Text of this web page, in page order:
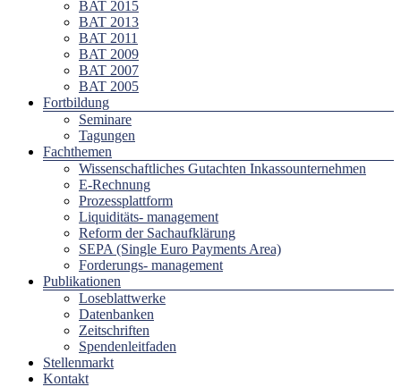
BAT 2015
BAT 2013
BAT 2011
BAT 2009
BAT 2007
BAT 2005
Fortbildung
Seminare
Tagungen
Fachthemen
Wissenschaftliches Gutachten Inkassounternehmen
E-Rechnung
Prozessplattform
Liquiditäts- management
Reform der Sachaufklärung
SEPA (Single Euro Payments Area)
Forderungs- management
Publikationen
Loseblattwerke
Datenbanken
Zeitschriften
Spendenleitfaden
Stellenmarkt
Kontakt